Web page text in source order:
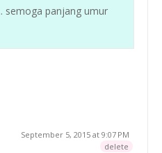
semoga panjang umur
September 5, 2015 at 9:07 PM
delete